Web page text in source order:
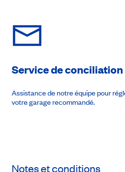
Service de conciliation
Assistance de notre équipe pour
votre garage recommandé.
Notes et conditions